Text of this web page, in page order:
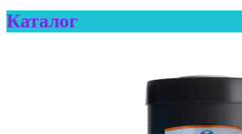
Каталог